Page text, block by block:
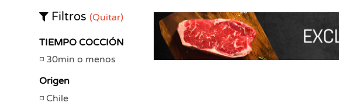
Filtros (Quitar)
TIEMPO COCCIÓN
30min o menos
Origen
Chile